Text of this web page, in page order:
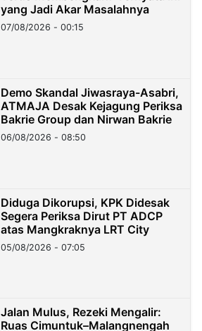
yang Jadi Akar Masalahnya
07/08/2026 - 00:15
Demo Skandal Jiwasraya-Asabri,
ATMAJA Desak Kejagung Periksa
Bakrie Group dan Nirwan Bakrie
06/08/2026 - 08:50
Diduga Dikorupsi, KPK Didesak
Segera Periksa Dirut PT ADCP
atas Mangkraknya LRT City
05/08/2026 - 07:05
Jalan Mulus, Rezeki Mengalir:
Ruas Cimuntuk–Malangnengah